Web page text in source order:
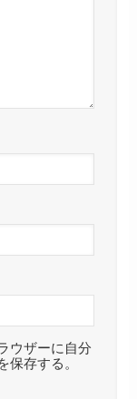
ウザーに自分
保存する。